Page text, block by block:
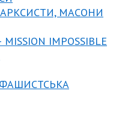
МАСОНИ
IMPOSSIBLE